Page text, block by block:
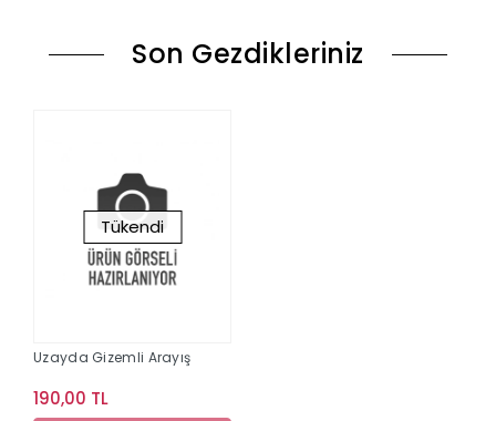
Son Gezdikleriniz
Tükendi
Uzayda Gizemli Arayış
190,00 TL